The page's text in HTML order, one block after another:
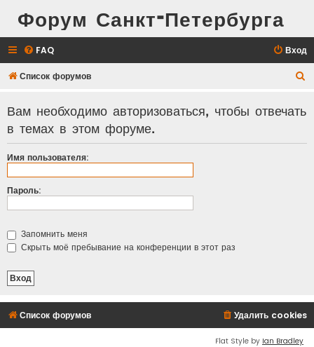
Форум Санкт-Петербурга
FAQ Вход
Список форумов
Вам необходимо авторизоваться, чтобы отвечать
в темах в этом форуме.
Имя пользователя:
Пароль:
Запомнить меня
Скрыть моё пребывание на конференции в этот раз
Список форумов Удалить cookies
Flat Style by Ian Bradley